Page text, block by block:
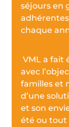
séjours en
chaque
VML a fait
avec
familles et
d’une
et son
été ou tout